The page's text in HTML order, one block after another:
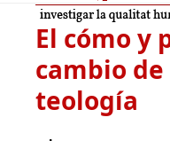
menu
menu
El cómo y
cambio
teología